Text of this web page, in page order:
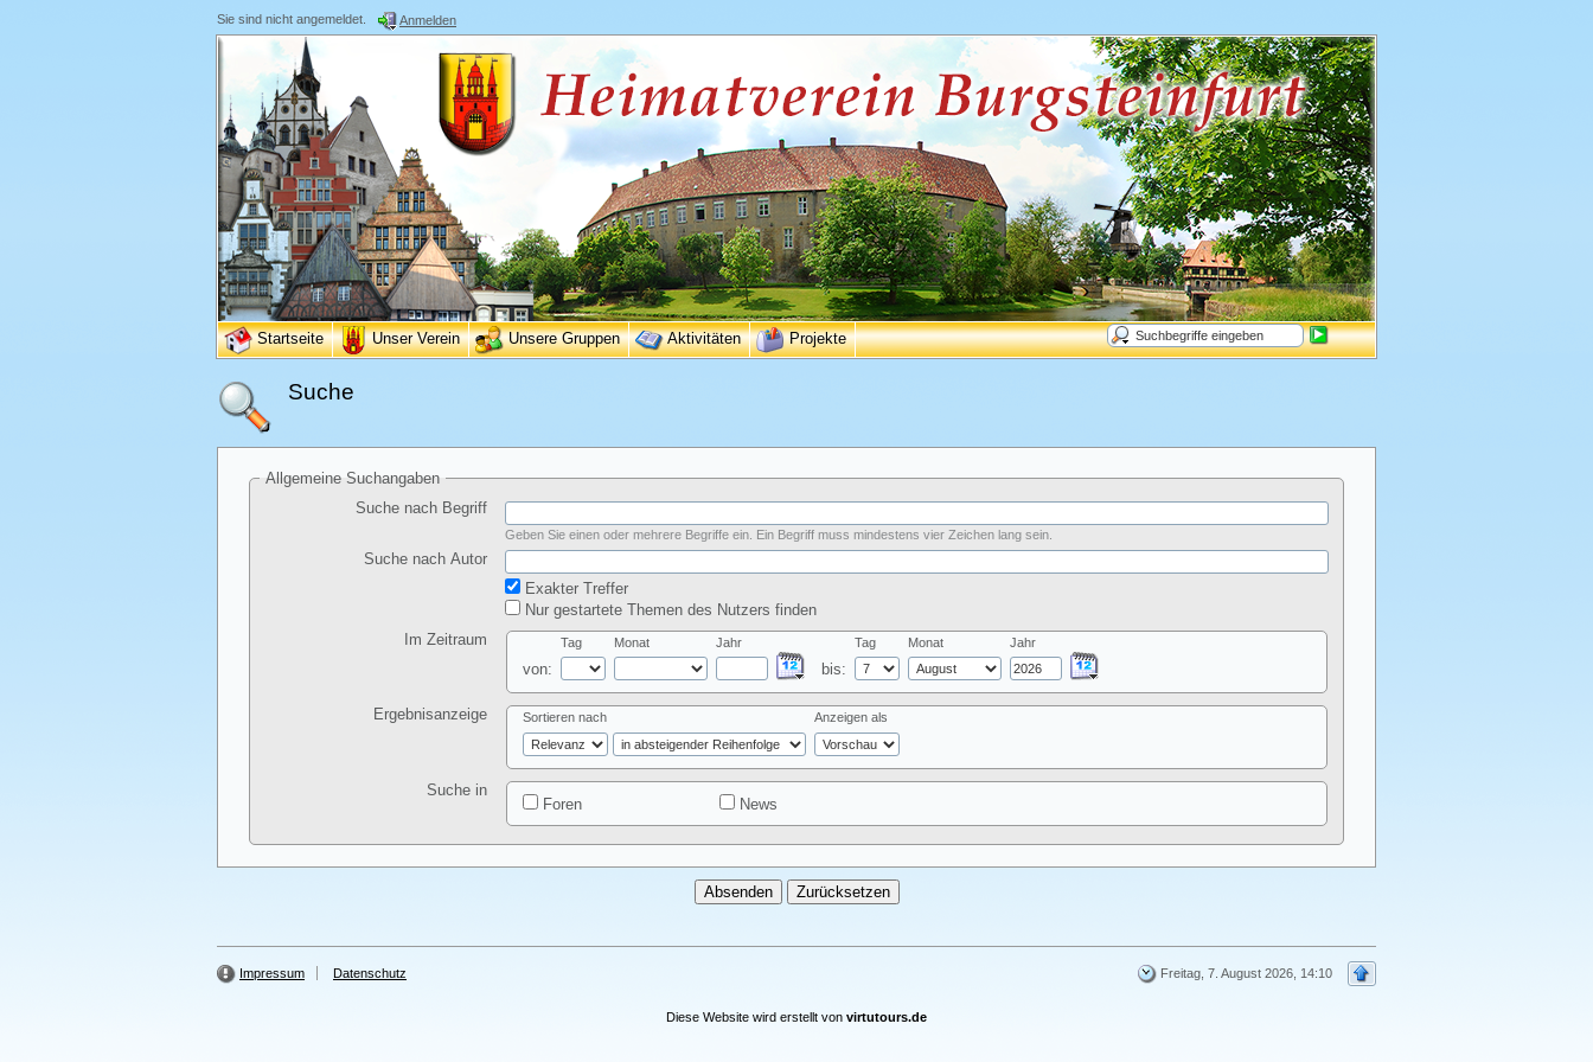
Sie sind nicht angemeldet. Anmelden
Startseite Unser Verein Unsere Gruppen Aktivitäten Projekte
Suche
Allgemeine Suchangaben
Suche nach Begriff
Geben Sie einen oder mehrere Begriffe ein. Ein Begriff muss mindestens vier Zeichen lang sein.
Suche nach Autor
Exakter Treffer
Nur gestartete Themen des Nutzers finden
Im Zeitraum
von:
Tag Monat Jahr
bis:
Tag Monat Jahr
Ergebnisanzeige Sortieren nach Anzeigen als
Suche in
Foren
News
Impressum Datenschutz Freitag, 7. August 2026, 14:10
Diese Website wird erstellt von virtutours.de